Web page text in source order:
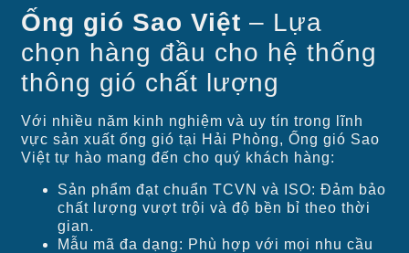
Ống gió Sao Việt – Lựa
chọn hàng đầu cho hệ thống
thông gió chất lượng
Với nhiều năm kinh nghiệm và uy tín trong lĩnh
vực sản xuất ống gió tại Hải Phòng, Ống gió Sao
Việt tự hào mang đến cho quý khách hàng:
Sản phẩm đạt chuẩn TCVN và ISO: Đảm bảo
chất lượng vượt trội và độ bền bỉ theo thời
gian.
Mẫu mã đa dạng: Phù hợp với mọi nhu cầu